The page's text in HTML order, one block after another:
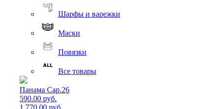
Шарфы и варежки
Маски
Повязки
Все товары
Панама Cap.26
590.00 руб.